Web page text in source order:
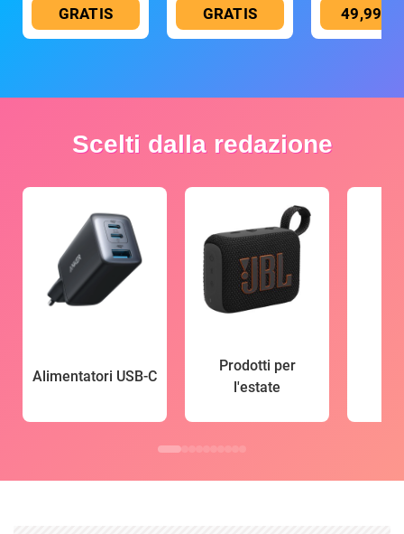
GRATIS GRATIS 49,99 €
Scelti dalla redazione
Alimentatori USB-C
Prodotti per
l'estate